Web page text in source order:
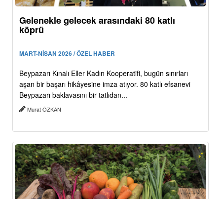
Gelenekle gelecek arasındaki 80 katlı
köprü
MART-NİSAN 2026 / ÖZEL HABER
Beypazarı Kınalı Eller Kadın Kooperatifi, bugün sınırları
aşan bir başarı hikâyesine imza atıyor. 80 katlı efsanevi
Beypazarı baklavasını bir tatlıdan...
Murat ÖZKAN